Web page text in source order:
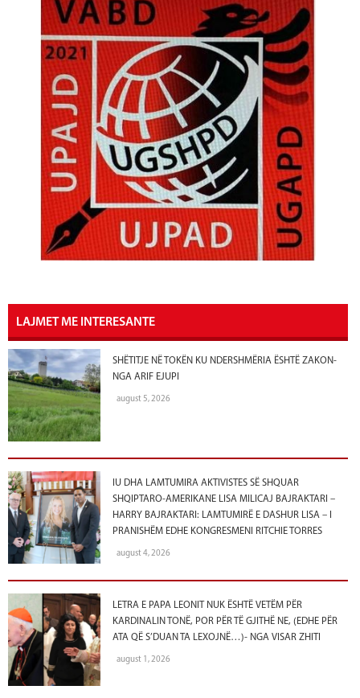
LAJMET ME INTERESANTE
SHËTITJE NË TOKËN KU NDERSHMËRIA ËSHTË ZAKON-
NGA ARIF EJUPI
august 5, 2026
IU DHA LAMTUMIRA AKTIVISTES SË SHQUAR
SHQIPTARO-AMERIKANE LISA MILICAJ BAJRAKTARI –
HARRY BAJRAKTARI: LAMTUMIRË E DASHUR LISA – I
PRANISHËM EDHE KONGRESMENI RITCHIE TORRES
august 4, 2026
LETRA E PAPA LEONIT NUK ËSHTË VETËM PËR
KARDINALIN TONË, POR PËR TË GJITHË NE, (EDHE PËR
ATA QË S’DUAN TA LEXOJNË…)- NGA VISAR ZHITI
august 1, 2026